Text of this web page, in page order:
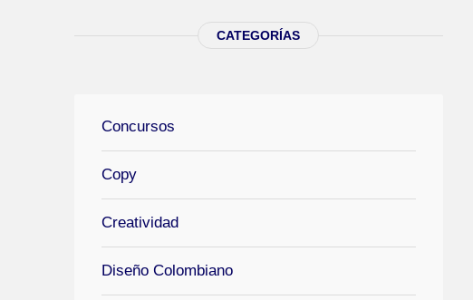
CATEGORÍAS
Concursos
Copy
Creatividad
Diseño Colombiano